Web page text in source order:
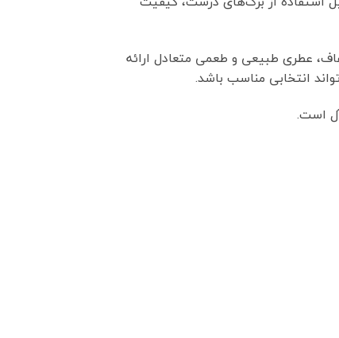
عطری طبیعی و طعمی متعادل ارائه
انتخابی مناسب باشد.
است.